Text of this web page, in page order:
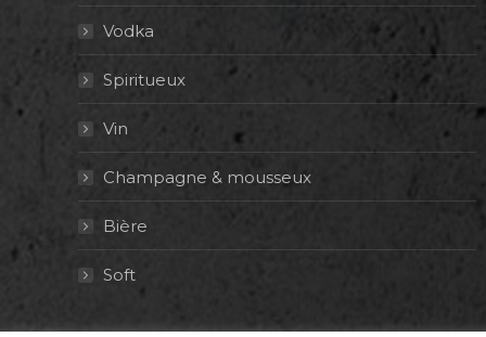
Vodka
Spiritueux
Vin
Champagne & mousseux
Bière
Soft